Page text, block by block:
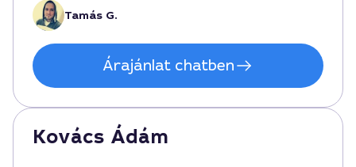
Tamás G.
Árajánlat chatben
Kovács Ádám